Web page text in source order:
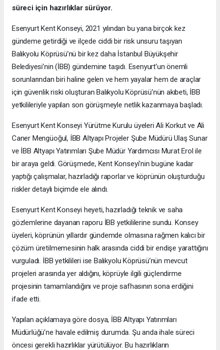
süreci için hazırlıklar sürüyor.
Esenyurt Kent Konseyi, 2021 yılından bu yana birçok kez
gündeme getirdiği ve ilçede ciddi bir risk unsuru taşıyan
Balıkyolu Köprüsü’nü bir kez daha İstanbul Büyükşehir
Belediyesi’nin (İBB) gündemine taşıdı. Esenyurt’un önemli
sorunlarından biri haline gelen ve hem yayalar hem de araçlar
için güvenlik riski oluşturan Balıkyolu Köprüsü’nün akıbeti, İBB
yetkilileriyle yapılan son görüşmeyle netlik kazanmaya başladı.
Esenyurt Kent Konseyi Yürütme Kurulu üyeleri Ali Korkut ve Ali
Caner Mengüoğul, İBB Altyapı Projeler Şube Müdürü Ulaş Sunar
ve İBB Altyapı Yatırımları Şube Müdür Yardımcısı Murat Erol ile
bir araya geldi. Görüşmede, Kent Konseyi'nin bugüne kadar
yaptığı çalışmalar, hazırladığı raporlar ve köprünün oluşturduğu
riskler detaylı biçimde ele alındı.
Esenyurt Kent Konseyi heyeti, hazırladığı teknik ve saha
gözlemlerine dayanan raporu İBB yetkililerine sundu. Konsey
üyeleri, köprünün yıllardır gündemde olmasına rağmen kalıcı bir
çözüm üretilmemesinin halk arasında ciddi bir endişe yarattığını
vurguladı. İBB yetkilileri ise Balıkyolu Köprüsü’nün mevcut
projeleri arasında yer aldığını, köprüyle ilgili güçlendirme
projesinin tamamlandığını ve proje safhasının sona erdiğini
ifade etti.
Yapılan açıklamaya göre dosya, İBB Altyapı Yatırımları
Müdürlüğü’ne havale edilmiş durumda. Şu anda ihale süreci
öncesi gerekli hazırlıklar yürütülüyor. Bu hazırlıkların